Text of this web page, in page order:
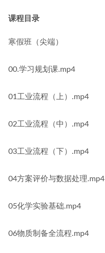
课程目录
寒假班（尖端）
00.学习规划课.mp4
01工业流程（上）.mp4
02工业流程（中）.mp4
03工业流程（下）.mp4
04方案评价与数据处理.mp4
05化学实验基础.mp4
06物质制备全流程.mp4